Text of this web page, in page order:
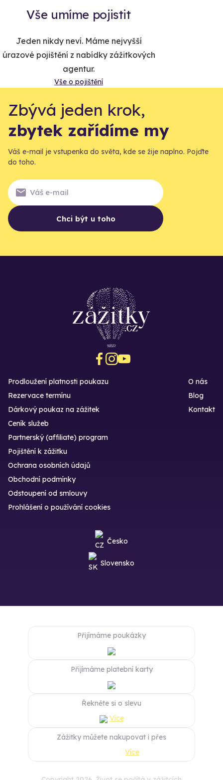
Vše umíme pojistit
Jeden nikdy neví. Máme nejvyšší
úrazové pojištění z nabídky zážitkových
agentur.
Vše o pojištění
Zbývá jeden krok,
zbytek zařídíme my
Váš e-mail je vstupenka do světa, kde se žije naplno. Pojďte
do toho.
Chci být u toho
Prodloužení platnosti poukazu
Rezervace termínu
Dárkový poukaz na zážitek
O nás
Blog
Kontakt
Ceník služeb
Partnerský (affiliate) program
Pojištění k zážitku
Ochrana osobních údajů
Obchodní podmínky
Odstoupení od smlouvy
Prohlášení o používání cookies
Česko
Slovensko
Přijímáme poukázky
Přijímáme platební karty
Řekněte si o slevu
Více
Zážitky můžete nakupovat i přes
Více